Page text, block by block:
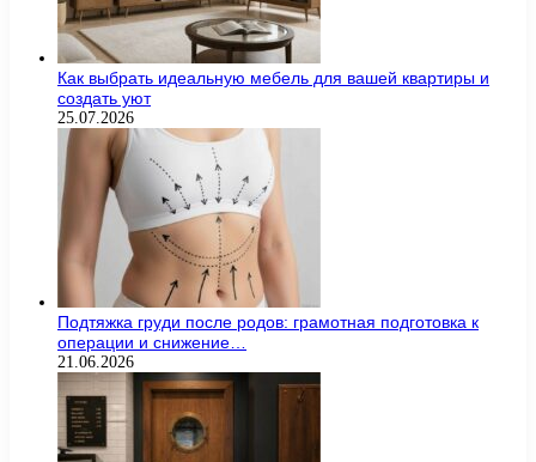
Как выбрать идеальную мебель для вашей квартиры и
создать уют
25.07.2026
Подтяжка груди после родов: грамотная подготовка к
операции и снижение…
21.06.2026